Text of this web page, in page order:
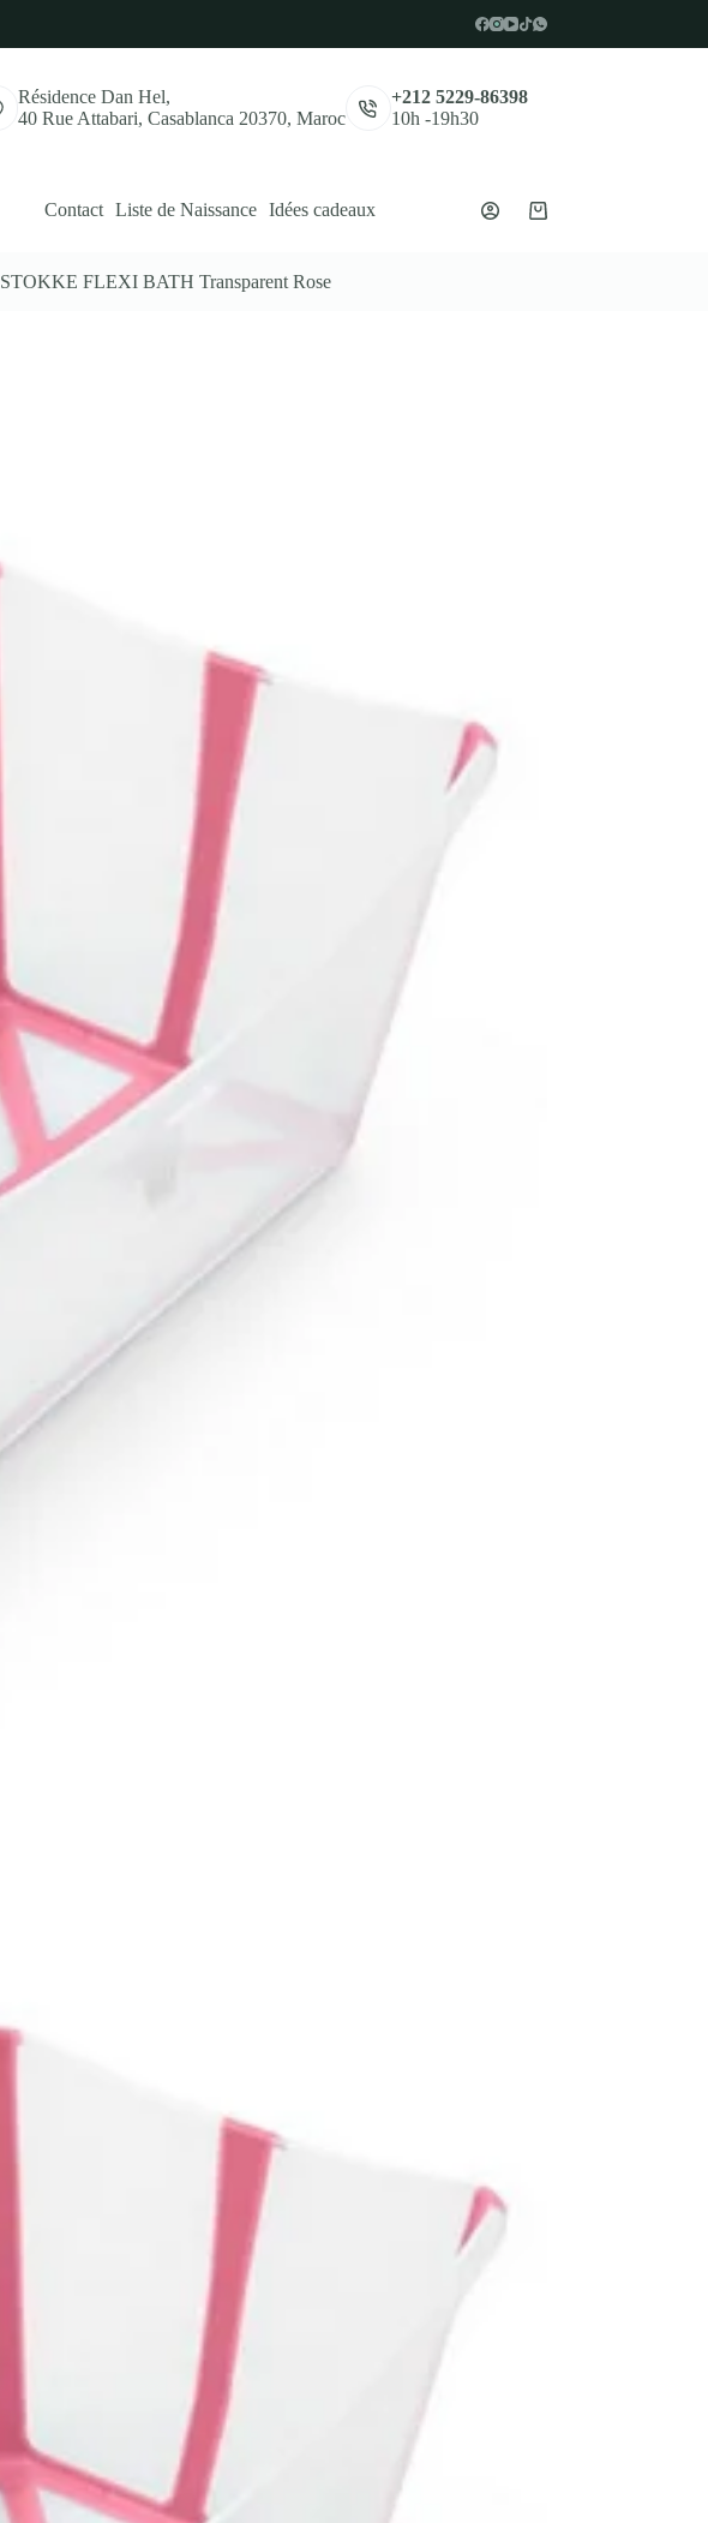
Résidence Dan Hel,
40 Rue Attabari, Casablanca 20370, Maroc
+212 5229-86398
10h -19h30
Contact Liste de Naissance Idées cadeaux
Panier
STOKKE FLEXI BATH Transparent Rose